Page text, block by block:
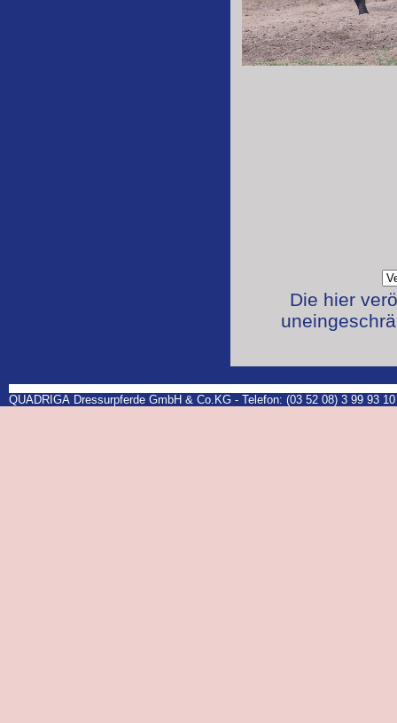
Die hier
QUADRIGA Dressurpferde GmbH & Co.KG - Telefon: (03 52 08) 3 99 93 10